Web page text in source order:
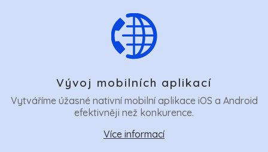
Vývoj mobilních aplikací
Vytváříme úžasné nativní mobilní aplikace iOS a Android
efektivněji než konkurence.
Více informací